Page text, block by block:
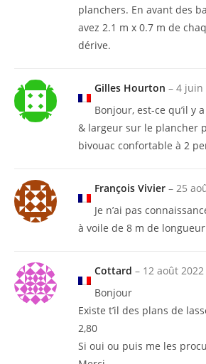
planchers. En avant des
avez 2.1 m x 0.7 m de
dérive.
Gilles Hourton – 4 juin
Bonjour, est-ce qu’il y
& largeur sur le plancher
bivouac confortable à 2
François Vivier – 25
Je n’ai pas
à voile de 8 m de
Cottard – 12 août 2022
Bonjour
Existe t’il des plans de
2,80
Si oui ou puis me les